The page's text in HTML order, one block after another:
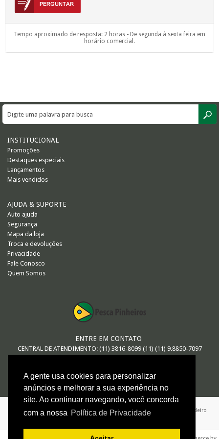
A gente usa cookies para personalizar
anúncios e melhorar a sua experiência no
site. Ao continuar navegando, você concorda
com a nossa Política de Privacidade
Tempo aproximado de resposta: 2 horas - De segunda à sexta feira em
horário comercial.
INSTITUCIONAL
Promoções
Destaques especiais
Lançamentos
Mais vendidos
AJUDA & SUPORTE
Auto ajuda
Segurança
Mapa da loja
Troca e devoluções
Privacidade
Fale Conosco
Quem Somos
ENTRE EM CONTATO
CENTRAL DE ATENDIMENTO: (11) 3816-8099 (11) (11) 9.8850-7097
vendas@pescapinheiros.com.br
ARTHUR MACEDO DE OLIVEIRA - ME / 08.547.552/0001-26 / Avenida Brigadeiro
Faria Lima 624 - São Paulo - SP